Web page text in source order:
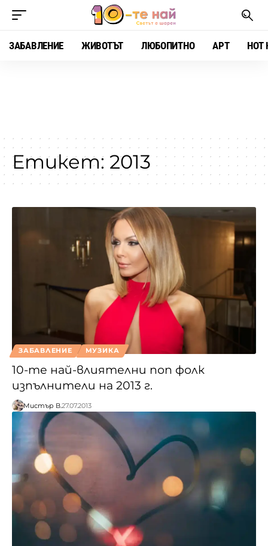
ЗАБАВЛЕНИЕ ЖИВОТЪТ ЛЮБОПИТНО АРТ HOT
Етикет: 2013
ЗАБАВЛЕНИЕ МУЗИКА
10-те най-влиятелни поп фолк
изпълнители на 2013 г.
Мистър В.27.07.2013